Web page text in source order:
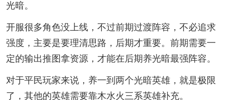
光暗。
开服很多角色没上线，不过前期过渡阵容，不必追求
强度，主要是要理清思路，后期才重要。前期需要一
定的输出推图拿资源，才能在后期养光暗最强阵容。
对于平民玩家来说，养一到两个光暗英雄，就是极限
了，其他的英雄需要靠木水火三系英雄补充。